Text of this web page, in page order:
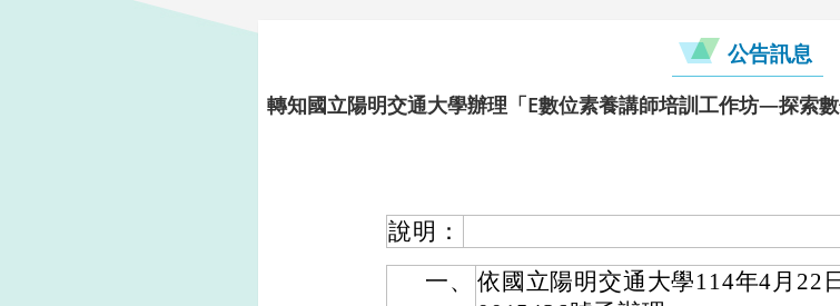
公告訊息
轉知國立陽明交通大學辦理「E數位素養講師培訓工作坊—探索
說明：
一、
依國立陽明交通大學114年4月22